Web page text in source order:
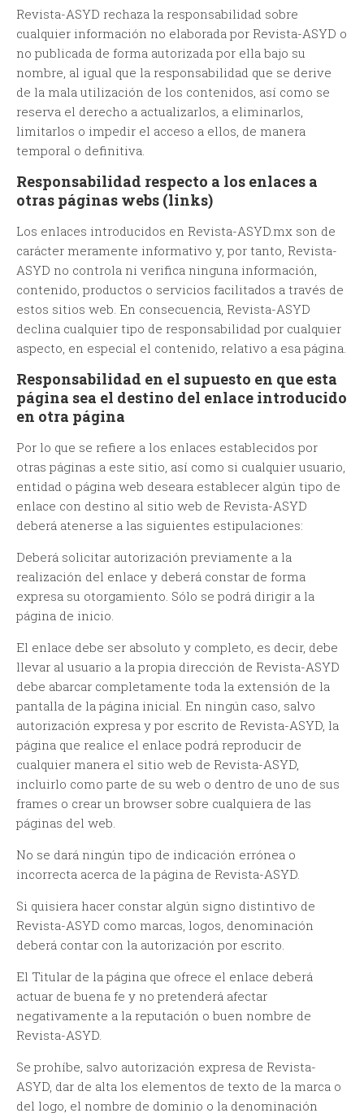
Revista-ASYD rechaza la responsabilidad sobre
cualquier información no elaborada por Revista-ASYD o
no publicada de forma autorizada por ella bajo su
nombre, al igual que la responsabilidad que se derive
de la mala utilización de los contenidos, así como se
reserva el derecho a actualizarlos, a eliminarlos,
limitarlos o impedir el acceso a ellos, de manera
temporal o definitiva.
Responsabilidad respecto a los enlaces a
otras páginas webs (links)
Los enlaces introducidos en Revista-ASYD.mx son de
carácter meramente informativo y, por tanto, Revista-
ASYD no controla ni verifica ninguna información,
contenido, productos o servicios facilitados a través de
estos sitios web. En consecuencia, Revista-ASYD
declina cualquier tipo de responsabilidad por cualquier
aspecto, en especial el contenido, relativo a esa página.
Responsabilidad en el supuesto en que esta
página sea el destino del enlace introducido
en otra página
Por lo que se refiere a los enlaces establecidos por
otras páginas a este sitio, así como si cualquier usuario,
entidad o página web deseara establecer algún tipo de
enlace con destino al sitio web de Revista-ASYD
deberá atenerse a las siguientes estipulaciones:
Deberá solicitar autorización previamente a la
realización del enlace y deberá constar de forma
expresa su otorgamiento. Sólo se podrá dirigir a la
página de inicio.
El enlace debe ser absoluto y completo, es decir, debe
llevar al usuario a la propia dirección de Revista-ASYD
debe abarcar completamente toda la extensión de la
pantalla de la página inicial. En ningún caso, salvo
autorización expresa y por escrito de Revista-ASYD, la
página que realice el enlace podrá reproducir de
cualquier manera el sitio web de Revista-ASYD,
incluirlo como parte de su web o dentro de uno de sus
frames o crear un browser sobre cualquiera de las
páginas del web.
No se dará ningún tipo de indicación errónea o
incorrecta acerca de la página de Revista-ASYD.
Si quisiera hacer constar algún signo distintivo de
Revista-ASYD como marcas, logos, denominación
deberá contar con la autorización por escrito.
El Titular de la página que ofrece el enlace deberá
actuar de buena fe y no pretenderá afectar
negativamente a la reputación o buen nombre de
Revista-ASYD.
Se prohíbe, salvo autorización expresa de Revista-
ASYD, dar de alta los elementos de texto de la marca o
del logo, el nombre de dominio o la denominación